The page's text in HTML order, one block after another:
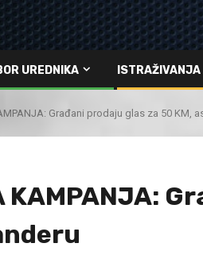
UREDNIKA ISTRAŽIVANJA
Građani prodaju glas za 50 KM,
KAMPANJA: